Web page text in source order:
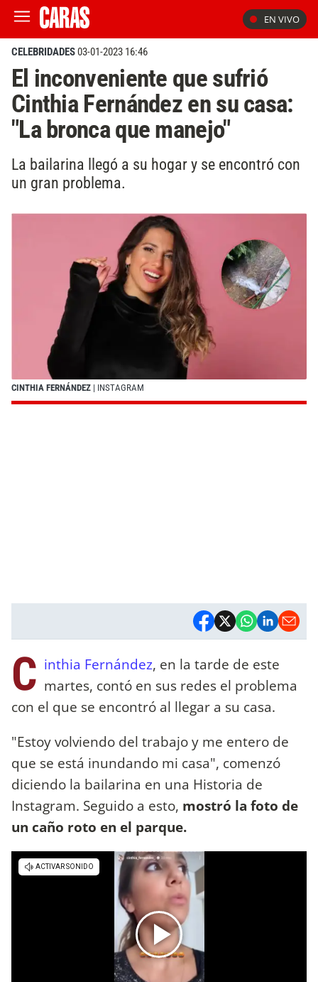
EN VIVO
CELEBRIDADES03-01-2023 16:46
El inconveniente que sufrió
Cinthia Fernández en su casa:
"La bronca que manejo"
La bailarina llegó a su hogar y se encontró con
un gran problema.
CINTHIA FERNÁNDEZ | INSTAGRAM
C inthia Fernández, en la tarde de este
martes, contó en sus redes el problema
con el que se encontró al llegar a su casa.
"Estoy volviendo del trabajo y me entero de
que se está inundando mi casa", comenzó
diciendo la bailarina en una Historia de
Instagram. Seguido a esto, mostró la foto de
un caño roto en el parque.